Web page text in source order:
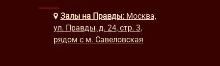
Залы на Правды: Москва,
ул. Правды, д. 24, стр. 3,
рядом с м. Савеловская